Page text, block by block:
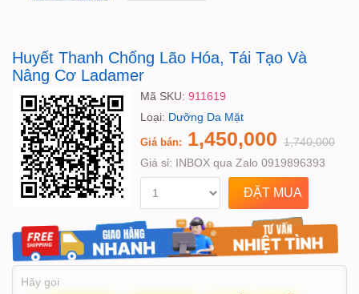
Huyết Thanh Chống Lão Hóa, Tái Tạo Và
Nâng Cơ Ladamer
Mã SKU: 911619
Loại: Dưỡng Da Mặt
Giá bán: 1,450,000 1,740,000
Giá sỉ: INBOX qua Zalo 0919896393
Hãy gọi